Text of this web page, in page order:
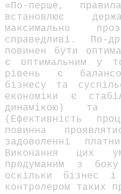
«По-перше,
встановлює
максимально
справедливі. По-
повинен бути
є оптимальним у
рівень є
бізнесу та
економіки є
динамікою) та
(Ефективність
повинна
задоволенні
Виконання цих
продуманим з
оскільки бізнес
контролером таких